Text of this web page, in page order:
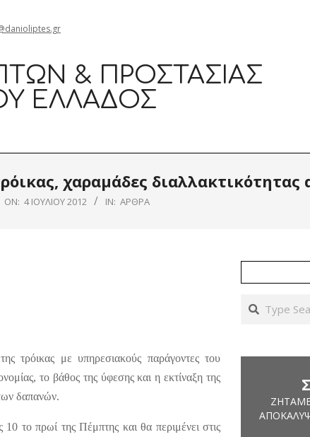
& ΠΡΟΣΤΑΣΊΑΣ
ΕΛΛΆΔΟΣ
χαραμάδες
ON: 4 ΙΟΥΛΊΟΥ 2012 IN: ΆΡΘΡΑ
τρόικας με υπηρεσιακούς παράγοντες του
το βάθος της ύφεσης και η εκτίναξη της
δαπανών.
10 το πρωί της Πέμπτης και θα περιμένει στις
Search